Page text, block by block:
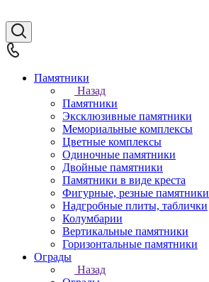
Памятники
Назад
Памятники
Эксклюзивные памятники
Мемориальные комплексы
Цветные комплексы
Одиночные памятники
Двойные памятники
Памятники в виде креста
Фигурные, резные памятники
Надгробные плиты, таблички
Колумбарии
Вертикальные памятники
Горизонтальные памятники
Ограды
Назад